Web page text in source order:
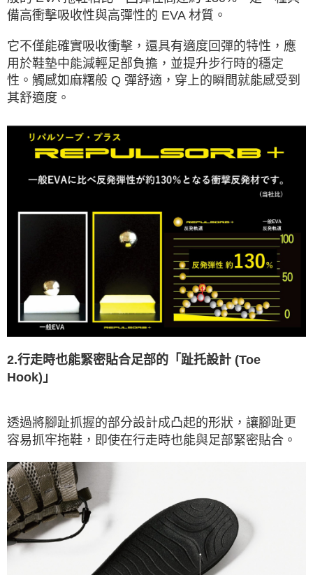
備高衝擊吸收性與高彈性的 EVA 材質。
它不僅能確實吸收衝擊，還具有適度回彈的特性，應
用於鞋墊中能減輕足部負擔，並提升步行時的穩定
性。觸感如麻糬般 Q 彈舒適，穿上的瞬間就能感受到
其舒適度。
2.行走時也能緊密貼合足部的「趾托設計 (Toe
Hook)」
透過將腳趾抓握的部分設計成凸起的形狀，讓腳趾更
容易抓牢拖鞋，即使在行走時也能與足部緊密貼合。